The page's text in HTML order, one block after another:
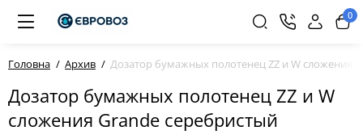
0
Головна Архив Дозатор бумажных полотенец ZZ и W сложения
Дозатор бумажных полотенец ZZ и W
сложения Grande серебристый